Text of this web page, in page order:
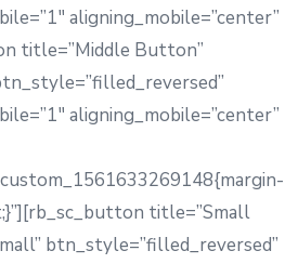
aligning_mobile=”center”
title=”Middle Button”
aligning_mobile=”center”
title=”Small
btn_style=”filled_reversed”